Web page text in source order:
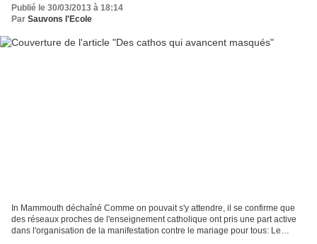
Publié le 30/03/2013 à 18:14
Par Sauvons l'Ecole
In Mammouth déchaîné Comme on pouvait s'y attendre, il se confirme que
des réseaux proches de l'enseignement catholique ont pris une part active
dans l'organisation de la manifestation contre le mariage pour tous: Le